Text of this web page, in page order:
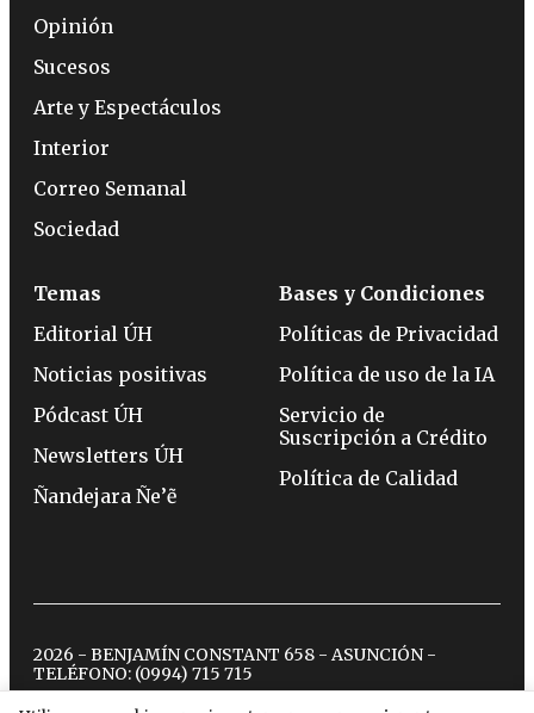
Opinión
Sucesos
Arte y Espectáculos
Interior
Correo Semanal
Sociedad
Temas
Editorial ÚH
Noticias positivas
Pódcast ÚH
Newsletters ÚH
Ñandejara Ñe’ẽ
Bases y Condiciones
Políticas de Privacidad
Política de uso de la IA
Servicio de
Suscripción a Crédito
Política de Calidad
2026 - BENJAMÍN CONSTANT 658 - ASUNCIÓN -
TELÉFONO: (0994) 715 715